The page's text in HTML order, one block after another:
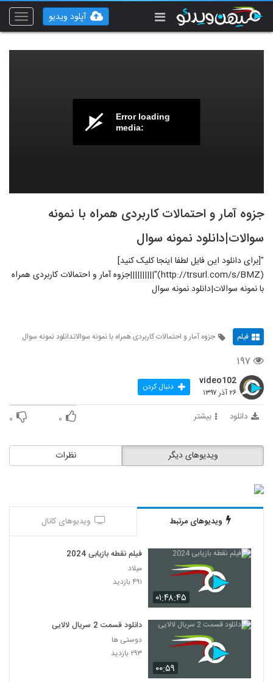
Toggle
آپلود ویدیو
Error loading
media:
جزوه آمار و احتمالات کاربردی همراه با نمونه
سوالات|دانلود نمونه سوال
"[برای دانلود این فایل لطفا اینجا کلیک کنید]
(http://trsurl.com/s/BMZ)"||||||||||جزوه آمار و احتمالات کاربردی همراه
با نمونه سوالات|دانلود نمونه سوال
فیلم جزوه آمار و احتمالات کاربردی همراه با نمونه سوالاتدانلود نمونه سوال
۱۹۷
video102
۲۶ آذر ۱۳۹۷ دنبال کردن
دانلود بیشتر ۰ ۰
نظرات ویدیوهای دیگر
ویدیوهای مرتبط ویدیوهای کانال
۰۱:۴۸:۴۵
فیلم نقطه بازیابی 2024
میلاد
۴۹۱ بازدید
۰۰:۵۹
دانلود قسمت 2 سریال لالایی
دوستی ها
۲۹۳ بازدید